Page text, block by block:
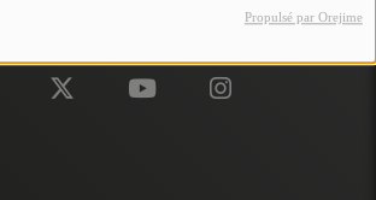
Propulsé par Orejime